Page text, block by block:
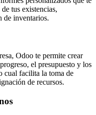
tus existencias,
de inventarios.
Odoo te permite crear
el presupuesto y los
cual facilita la toma de
de recursos.